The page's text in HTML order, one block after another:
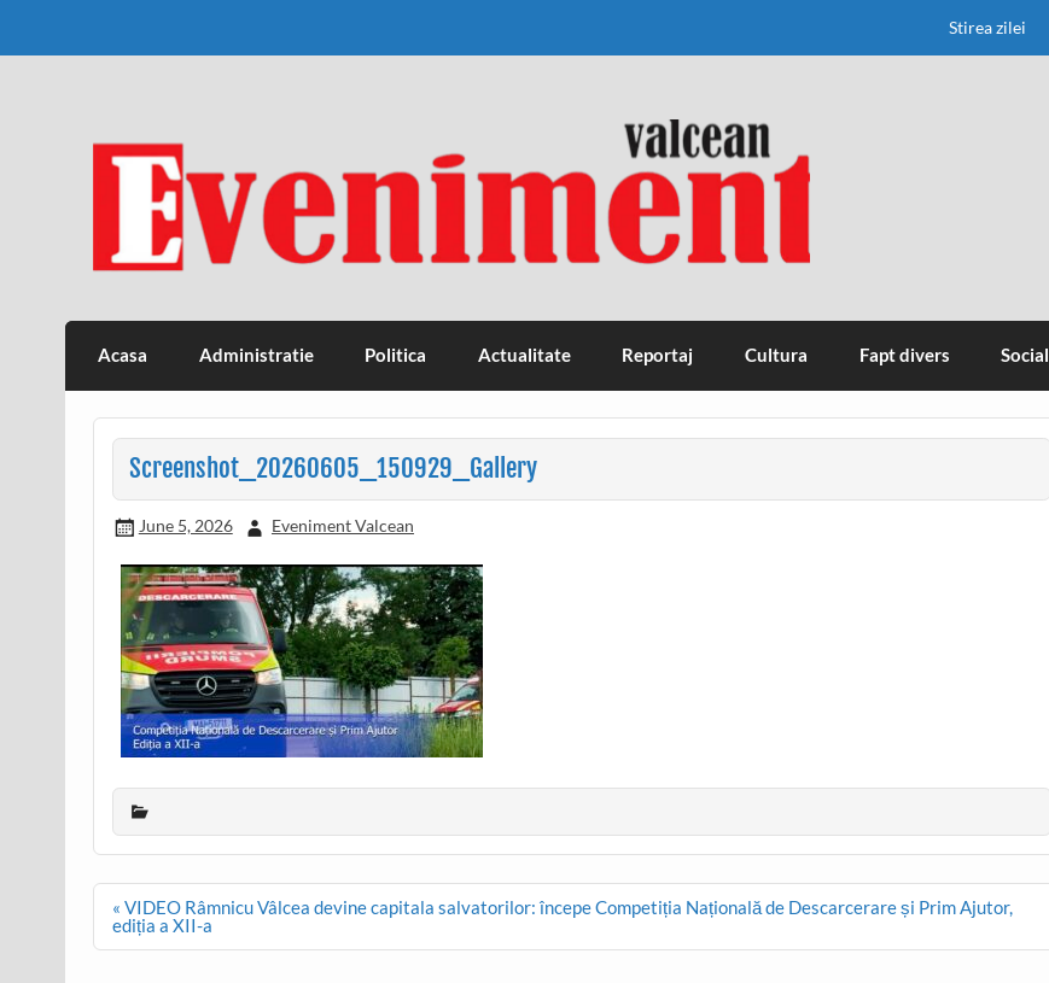
Stirea zilei
Eveniment Valcean
Acasa Administratie Politica Actualitate Reportaj Cultura Fapt divers Social
Screenshot_20260605_150929_Gallery
June 5, 2026 Eveniment Valcean
Post
navigation
« VIDEO Râmnicu Vâlcea devine capitala salvatorilor: începe Competiția Națională de Descarcerare și Prim Ajutor,
ediția a XII-a